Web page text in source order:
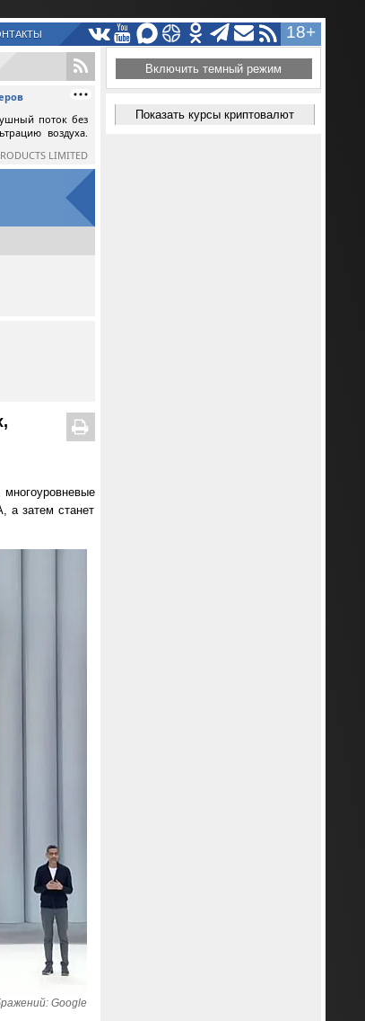
18+
поток без
воздуха.
LIMITED
а затем станет
Google
Включить темный режим
Показать курсы криптовалют